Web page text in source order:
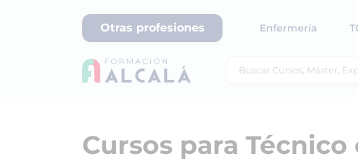
Otras profesiones Enfermería
Cursos para